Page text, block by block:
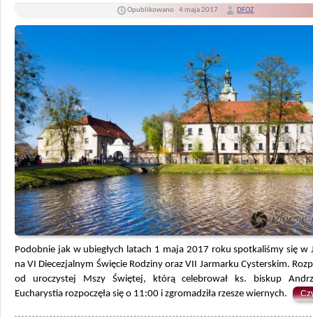
Opublikowano 4 maja 2017 DFOZ
Podobnie jak w ubiegłych latach 1 maja 2017 roku spotkaliśmy się w
na VI Diecezjalnym Święcie Rodziny oraz VII Jarmarku Cysterskim.
od uroczystej Mszy Świętej, którą celebrował ks. biskup
Eucharystia rozpoczęła się o 11:00 i zgromadziła rzesze wiernych.